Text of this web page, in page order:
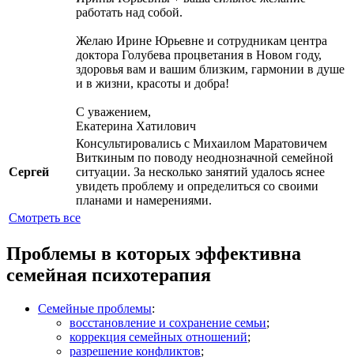
работать над собой.
Желаю Ирине Юрьевне и сотрудникам центра
доктора Голубева процветания в Новом году,
здоровья вам и вашим близким, гармонии в душе
и в жизни, красоты и добра!
С уважением,
Екатерина Хатилович
Сергей
Консультировались с Михаилом Маратовичем
Виткиным по поводу неоднозначной семейной
ситуации. За несколько занятий удалось яснее
увидеть проблему и определиться со своими
планами и намерениями.
Смотреть все
Проблемы в которых эффективна
семейная психотерапия
Семейные проблемы:
восстановление и сохранение семьи;
коррекция семейных отношений;
разрешение конфликтов;